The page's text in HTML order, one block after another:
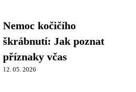
Nemoc kočičího
škrábnutí: Jak poznat
příznaky včas
12. 05. 2026